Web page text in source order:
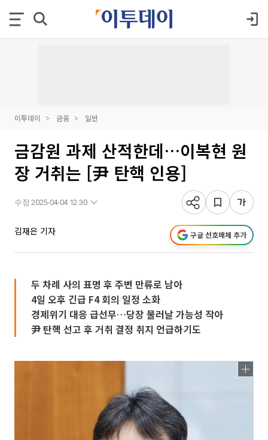
이투데이 금융 일반
금감원 과제 산적한데…이복현 원
장 거취는 [尹 탄핵 인용]
수정 2025-04-04 12:30
김재은 기자 구글 선호매체 추가
두 차례 사의 표명 후 주변 만류로 남아
4일 오후 긴급 F4 회의 일정 소화
경제위기 대응 급선무…당장 물러날 가능성 작아
尹 탄핵 선고 후 거취 결정 취지 언급하기도